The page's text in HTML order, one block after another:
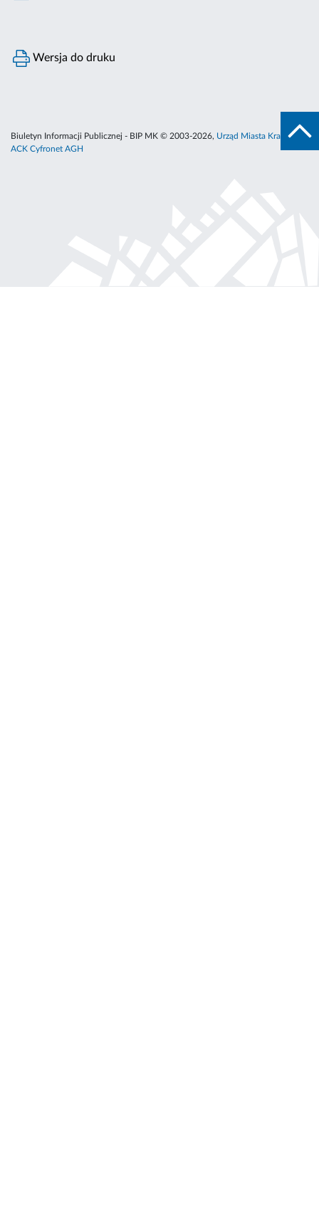
Wersja do druku
Biuletyn Informacji Publicznej - BIP MK © 2003-2026, Urząd Miasta Krakowa
ACK Cyfronet AGH